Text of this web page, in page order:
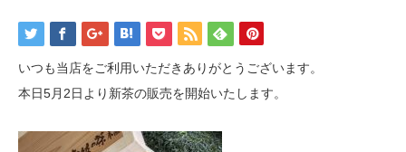
いつも当店をご利用いただきありがとうございます。
本日5月2日より新茶の販売を開始いたします。